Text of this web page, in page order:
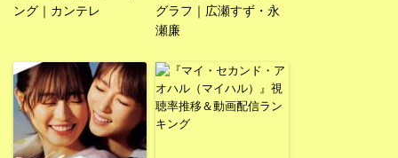
ング｜カンテレ
グラフ｜広瀬すず・永
瀬廉